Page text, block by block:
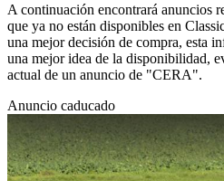
A continuación encontrará anuncios
que ya no están disponibles en
una mejor decisión de compra, esta
una mejor idea de la disponibilidad,
actual de un anuncio de "CERA".
Anuncio caducado